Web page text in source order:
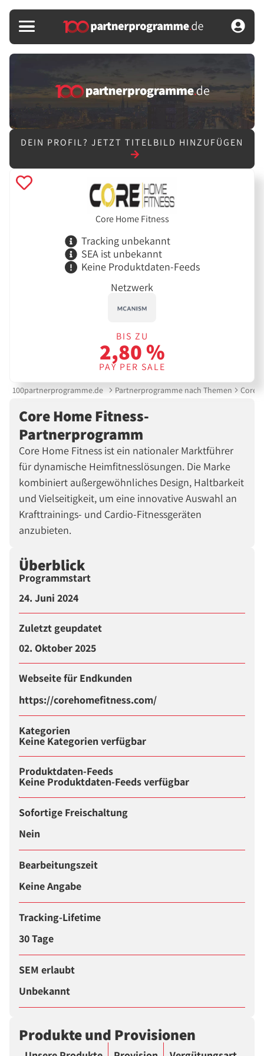
DEIN PROFIL? JETZT TITELBILD HINZUFÜGEN
Core Home Fitness
Tracking unbekannt
SEA ist unbekannt
Keine Produktdaten-Feeds
Netzwerk
BIS ZU
2,80 %
PAY PER SALE
100partnerprogramme.de Partnerprogramme nach Themen Core
Core Home Fitness-
Partnerprogramm
Core Home Fitness ist ein nationaler Marktführer
für dynamische Heimfitnesslösungen. Die Marke
kombiniert außergewöhnliches Design, Haltbarkeit
und Vielseitigkeit, um eine innovative Auswahl an
Krafttrainings- und Cardio-Fitnessgeräten
anzubieten.
Überblick
Programmstart
24. Juni 2024
Zuletzt geupdatet
02. Oktober 2025
Webseite für Endkunden
https://corehomefitness.com/
Kategorien
Keine Kategorien verfügbar
Produktdaten-Feeds
Keine Produktdaten-Feeds verfügbar
Sofortige Freischaltung
Nein
Bearbeitungszeit
Keine Angabe
Tracking-Lifetime
30 Tage
SEM erlaubt
Unbekannt
Produkte und Provisionen